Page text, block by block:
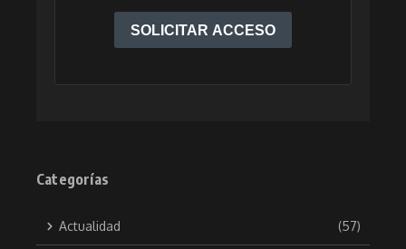
Categorías
Actualidad (57)